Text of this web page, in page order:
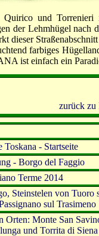
und Torrenieri
der Lehmhügel
dieser
farbiges
ist einfach ein
zurück zu
Toskana - Startseite
- Borgo del Faggio
Terme 2014
Steinstelen von Tuoro
sul Trasimeno
Orten: Monte San
und Torrita di Siena